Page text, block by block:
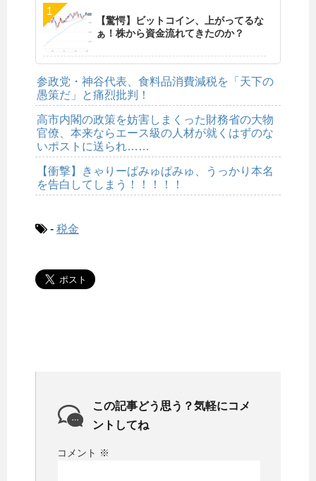
【驚愕】ビットコイン、上がってるな
ぁ！株から資金流れてきたのか？
参政党・神谷代表、食料品消費減税を「天下の
愚策だ」と痛烈批判！
高市内閣の政策を妨害しまくった財務省の大物
官僚、本来ならエース級の人材が就くはずのな
いポストに送られ……
【衝撃】きゃりーぱみゅぱみゅ、うっかり本名
を告白してしまう！！！！！
- 税金
この記事どう思う？気軽にコメ
ントしてね
コメント ※